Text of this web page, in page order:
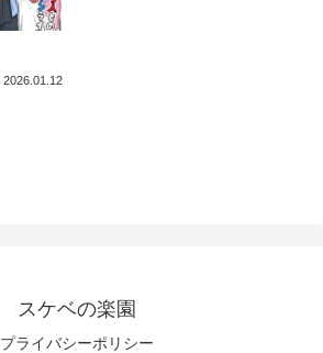
2026.01.12
スケベの楽園
プライバシーポリシー